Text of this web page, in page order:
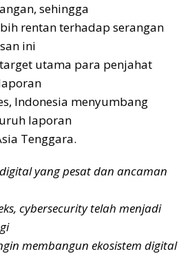
sehingga
rentan terhadap serangan
ini
utama para penjahat
Indonesia menyumbang
laporan
Tenggara.
yang pesat dan ancaman
cybersecurity telah menjadi
membangun ekosistem digital